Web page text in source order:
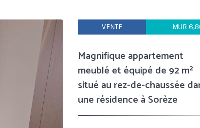
VENTE MUR
Magnifique appartement
meublé et équipé de 92 m²
situé au rez-de-chaussée
une résidence à Sorèze